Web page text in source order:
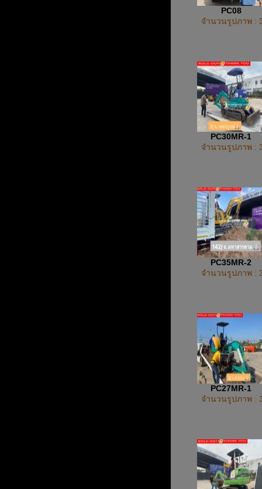
PC08
จำนวนรูปภาพ :
PC30MR-1
จำนวนรูปภาพ :
PC35MR-2
จำนวนรูปภาพ :
PC27MR-1
จำนวนรูปภาพ :